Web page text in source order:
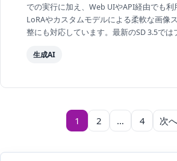
での実行に加え、Web UIやAPI経由でも利
LoRAやカスタムモデルによる柔軟な画像
整にも対応しています。最新のSD 3.5では
生成AI
投稿のページ送り
1 2 … 4 次へ